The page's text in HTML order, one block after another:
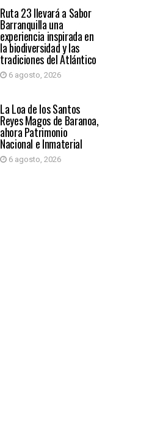
Ruta 23 llevará a Sabor
Barranquilla una
experiencia inspirada en
la biodiversidad y las
tradiciones del Atlántico
6 agosto, 2026
ATLÁNTICO
La Loa de los Santos
Reyes Magos de Baranoa,
ahora Patrimonio
Nacional e Inmaterial
6 agosto, 2026